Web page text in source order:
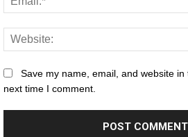
Save my name, email, and website
next time I comment.